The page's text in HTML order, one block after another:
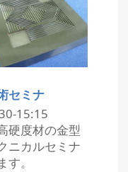
セミナ
15:15
硬度材の金型
ニカルセミナ
。